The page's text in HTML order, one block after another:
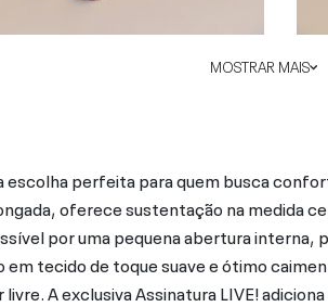
MOSTRAR MAIS
escolha perfeita para quem busca
oferece sustentação na medida
por uma pequena abertura interna,
em tecido de toque suave e ótimo
livre. A exclusiva Assinatura LIVE!